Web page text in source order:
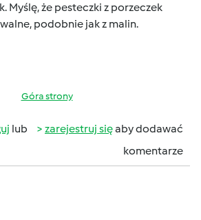
Myślę, że pesteczki z porzeczek
podobnie jak z malin.
Góra strony
lub zarejestruj sięaby dodawać
komentarze